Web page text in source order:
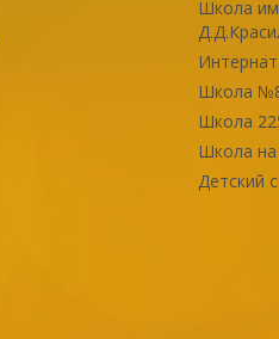
Школа
Школа
Школа
Школа
Детский